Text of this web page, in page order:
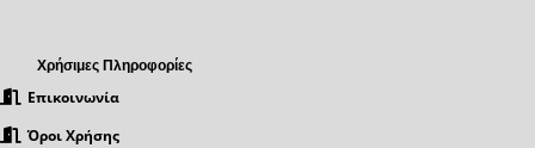
Χρήσιμες Πληροφορίες
Επικοινωνία
Όροι Χρήσης